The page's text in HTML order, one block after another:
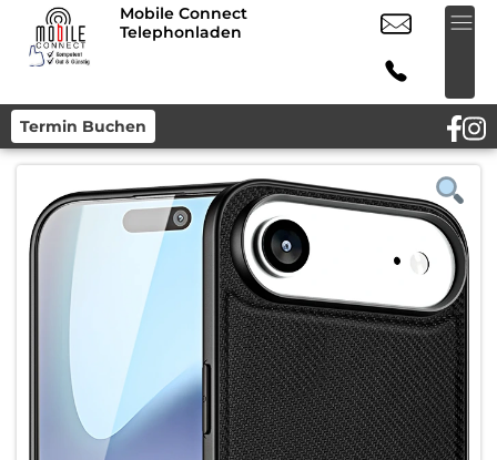
Mobile Connect
Telephonladen
Termin Buchen